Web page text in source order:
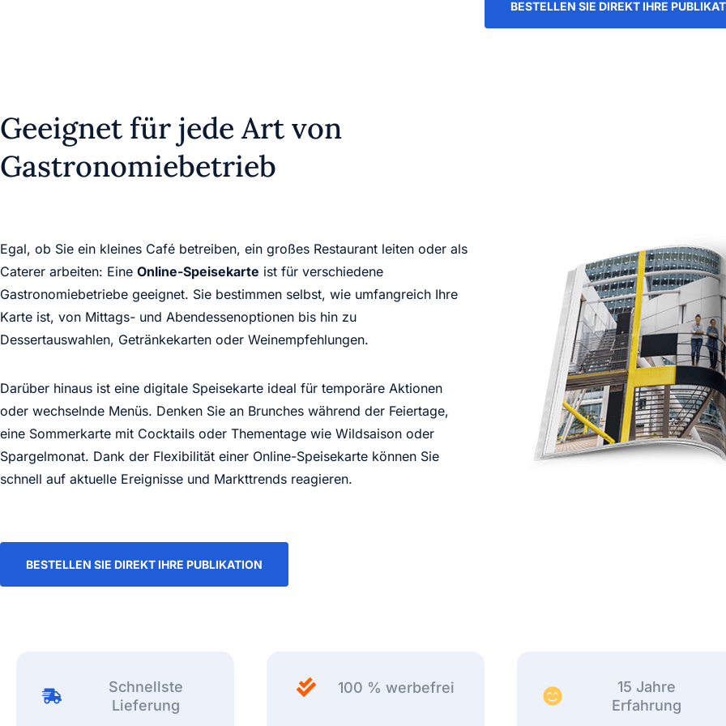
BESTELLEN SIE DIREKT IHRE
Geeignet für jede Art von
Gastronomiebetrieb
Egal, ob Sie ein kleines Café betreiben, ein großes Restaurant leiten oder als
Caterer arbeiten: Eine Online-Speisekarte ist für verschiedene
Gastronomiebetriebe geeignet. Sie bestimmen selbst, wie umfangreich Ihre
Karte ist, von Mittags- und Abendessenoptionen bis hin zu
Dessertauswahlen, Getränkekarten oder Weinempfehlungen.
Darüber hinaus ist eine digitale Speisekarte ideal für temporäre Aktionen
oder wechselnde Menüs. Denken Sie an Brunches während der Feiertage,
eine Sommerkarte mit Cocktails oder Thementage wie Wildsaison oder
Spargelmonat. Dank der Flexibilität einer Online-Speisekarte können Sie
schnell auf aktuelle Ereignisse und Markttrends reagieren.
BESTELLEN SIE DIREKT IHRE PUBLIKATION
Schnellste
Lieferung
100 % werbefrei
15 Jahre
Erfahrung